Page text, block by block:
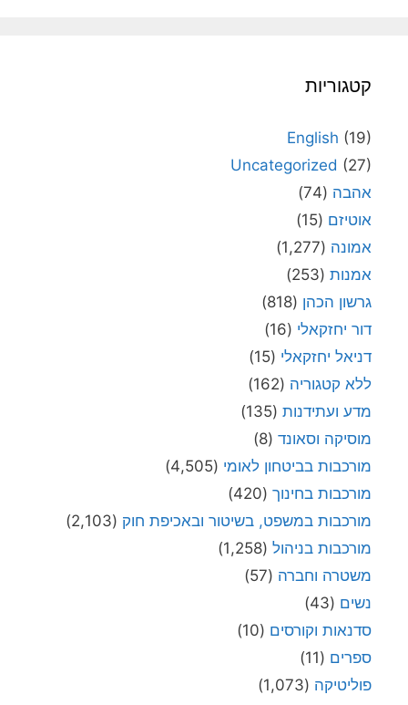
קטגוריות
English (19)
Uncategorized (27)
אהבה (74)
אוטיזם (15)
אמונה (1,277)
אמנות (253)
גרשון הכהן (818)
דור יחזקאלי (16)
דניאל יחזקאלי (15)
ללא קטגוריה (162)
מדע ועתידנות (135)
מוסיקה וסאונד (8)
מורכבות בביטחון לאומי (4,505)
מורכבות בחינוך (420)
מורכבות במשפט, בשיטור ובאכיפת חוק (2,103)
מורכבות בניהול (1,258)
משטרה וחברה (57)
נשים (43)
סדנאות וקורסים (10)
ספרים (11)
פוליטיקה (1,073)